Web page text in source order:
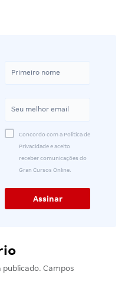
Concordo com a Política de
Privacidade e aceito
receber comunicações do
Gran Cursos Online.
publicado. Campos